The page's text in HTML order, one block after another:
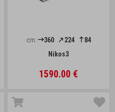
cm: 360 224
84
Nikos3
1590.00 €